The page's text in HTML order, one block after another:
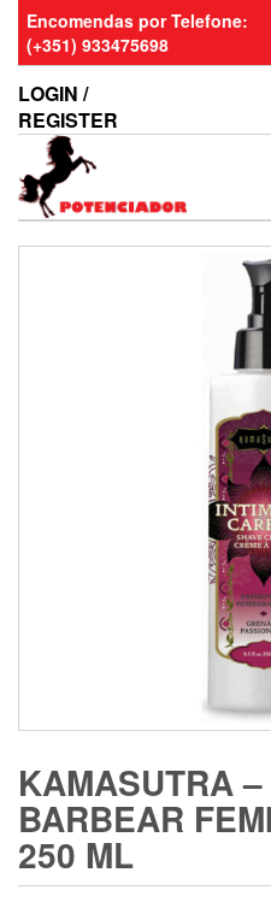
Skip
the
content
Encomendas por Telefone:
(+351) 933475698
LOGIN /
REGISTER
KAMASUTRA
BARBEAR
250 ML